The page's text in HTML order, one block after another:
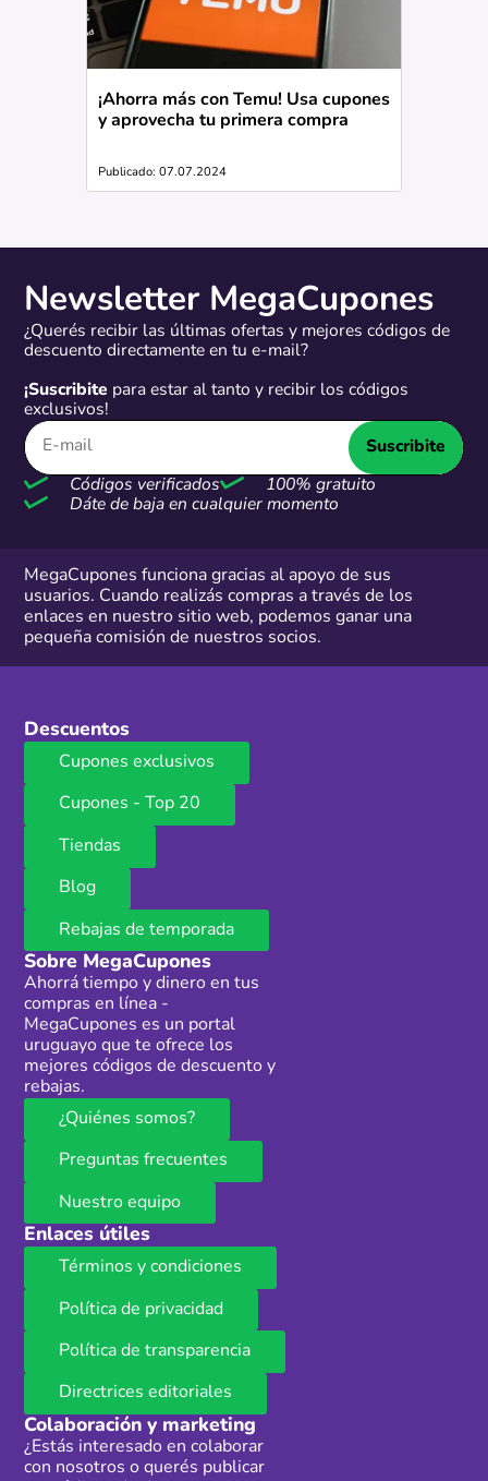
¡Ahorra más con Temu! Usa cupones
y aprovecha tu primera compra
Publicado: 07.07.2024
Newsletter MegaCupones
¿Querés recibir las últimas ofertas y mejores códigos de
descuento directamente en tu e-mail?
¡Suscribite para estar al tanto y recibir los códigos
exclusivos!
Suscribite
Códigos verificados
100% gratuito
Dáte de baja en cualquier momento
MegaCupones funciona gracias al apoyo de sus
usuarios. Cuando realizás compras a través de los
enlaces en nuestro sitio web, podemos ganar una
pequeña comisión de nuestros socios.
Descuentos
Cupones exclusivos
Cupones - Top 20
Tiendas
Blog
Rebajas de temporada
Sobre MegaCupones
Ahorrá tiempo y dinero en tus
compras en línea -
MegaCupones es un portal
uruguayo que te ofrece los
mejores códigos de descuento y
rebajas.
¿Quiénes somos?
Preguntas frecuentes
Nuestro equipo
Enlaces útiles
Términos y condiciones
Política de privacidad
Política de transparencia
Directrices editoriales
Colaboración y marketing
¿Estás interesado en colaborar
con nosotros o querés publicar